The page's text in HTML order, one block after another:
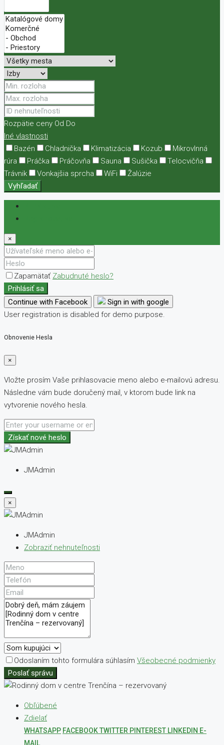
Rozpätie ceny Od Do
Iné vlastnosti
Bazén
Chladnička Klimatizácia Kozub
Mikrovlnná
rúra
Práčka Práčovňa Sauna Sušička
Telocvičňa
Trávnik
Vonkajšia sprcha WiFi
Žalúzie
Vyhľadať
×
Zapamätať Zabudnuté heslo?
Prihlásiť sa
Continue with Facebook
Sign in with google
User registration is disabled for demo purpose.
Obnovenie Hesla
×
Vložte prosím Vaše prihlasovacie meno alebo e-mailovú adresu.
Následne vám bude doručený mail, v ktorom bude link na
vytvorenie nového hesla.
Získať nové heslo
JMAdmin
×
JMAdmin
Zobraziť nehnuteľnosti
Odoslaním tohto formulára súhlasím Všeobecné podmienky
Poslať správu
Obľúbené
Zdielať
WHATSAPP FACEBOOKTWITTER PINTEREST LINKEDIN E-
MAIL